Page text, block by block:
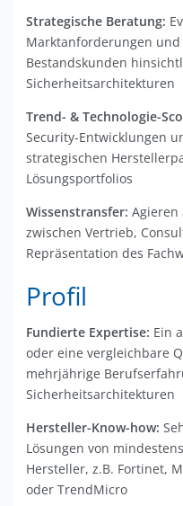
Strategische Beratung:
Marktanforderungen
Bestandskunden
Sicherheitsarchitekturen
Trend- & Technologie-
Security-Entwicklungen
strategischen
Lösungsportfolios
Wissenstransfer: Agieren
zwischen Vertrieb,
Repräsentation des
Profil
Fundierte Expertise: Ein
oder eine vergleichbare
mehrjährige
Sicherheitsarchitekturen
Hersteller-Know-how:
Lösungen von
Hersteller, z.B. Fortinet,
oder TrendMicro